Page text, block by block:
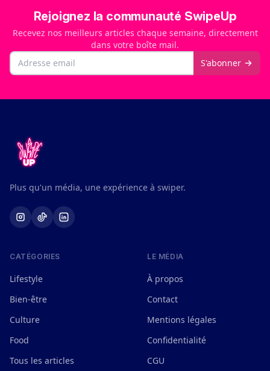
Rejoignez la communauté SwipeUp
Recevez nos meilleurs articles chaque semaine, directement
dans votre boîte mail.
Email S'abonner
Plus qu'un média, une expérience à swiper.
CATÉGORIES
Lifestyle
Bien-être
Culture
Food
Tous les articles
LE MÉDIA
À propos
Contact
Mentions légales
Confidentialité
CGU